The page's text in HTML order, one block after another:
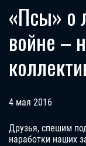
«Псы» о
войне –
4 мая 2016
Друзья, спешим
наработки наших